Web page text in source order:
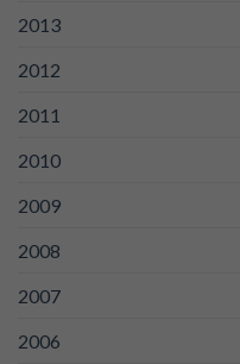
2013
2012
2011
2010
2009
2008
2007
2006